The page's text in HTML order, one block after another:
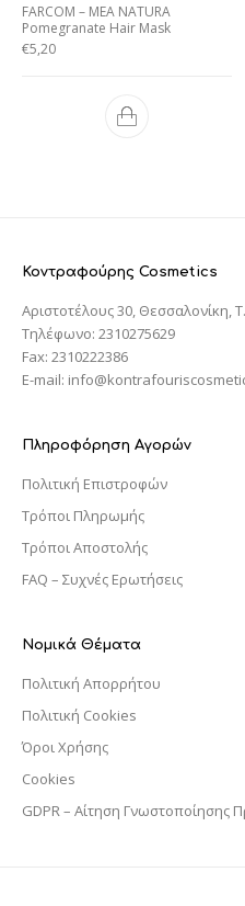
FARCOM – MEA NATURA
Pomegranate Hair Mask
€5,20
Κοντραφούρης Cosmetics
Αριστοτέλους 30, Θεσσαλονίκη,
Τηλέφωνο: 2310275629
Fax: 2310222386
E-mail:
Πληροφόρηση Αγορών
Πολιτική Επιστροφών
Τρόποι Πληρωμής
Τρόποι Αποστολής
FAQ – Συχνές Ερωτήσεις
Νομικά Θέματα
Πολιτική Απορρήτου
Πολιτική Cookies
Όροι Χρήσης
Cookies
GDPR – Αίτηση